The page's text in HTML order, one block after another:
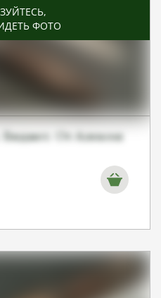
,
ФОТО
От Алексея